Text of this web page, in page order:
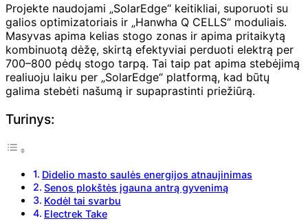
Projekte naudojami „SolarEdge“ keitikliai, suporuoti su
galios optimizatoriais ir „Hanwha Q CELLS“ moduliais.
Masyvas apima kelias stogo zonas ir apima pritaikytą
kombinuotą dėžę, skirtą efektyviai perduoti elektrą per
700–800 pėdų stogo tarpą. Tai taip pat apima stebėjimą
realiuoju laiku per „SolarEdge“ platformą, kad būtų
galima stebėti našumą ir supaprastinti priežiūrą.
Turinys:
Didelio masto saulės energijos atnaujinimas
Senos plokštės įgauna antrą gyvenimą
Kodėl tai svarbu
Electrek Take